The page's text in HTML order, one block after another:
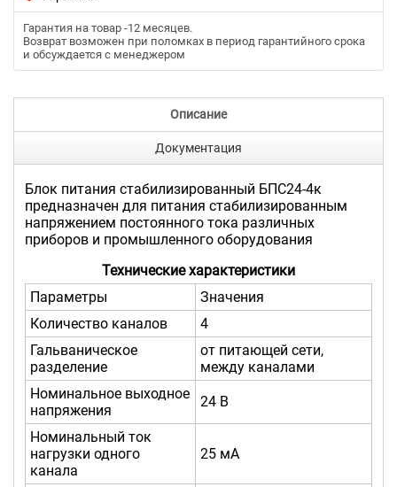
Гарантия на товар -12 месяцев.
Возврат возможен при поломках в период гарантийного срока
и обсуждается с менеджером
Описание
Документация
Блок питания стабилизированный БПС24-4к
предназначен для питания стабилизированным
напряжением постоянного тока различных
приборов и промышленного оборудования
Технические характеристики
Параметры
Значения
Количество каналов
4
Гальваническое
разделение
от питающей сети,
между каналами
Номинальное выходное
напряжения
24 В
Номинальный ток
нагрузки одного
канала
25 мА